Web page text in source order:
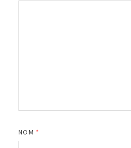
NOM *